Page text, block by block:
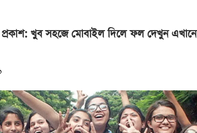
প্রকাশ: খুব সহজে মোবাইল দিলে ফল দেখুন এখানে